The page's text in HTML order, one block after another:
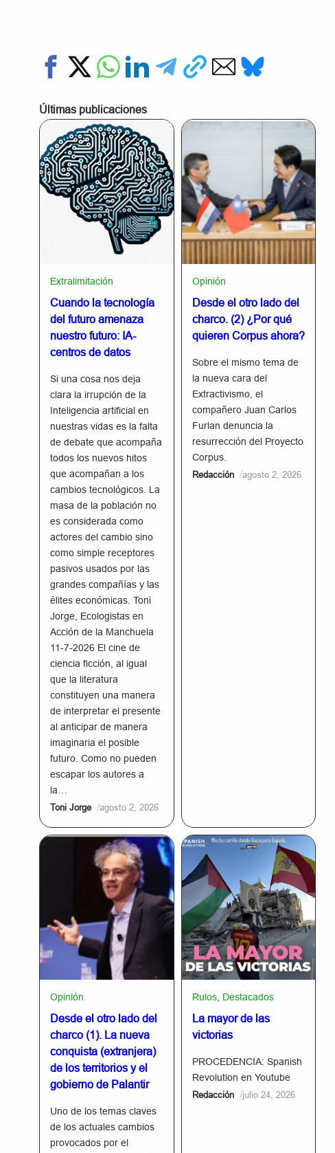
Últimas publicaciones
Extralimitación
Cuando la tecnología
del futuro amenaza
nuestro futuro: IA-
centros de datos
Si una cosa nos deja
clara la irrupción de la
Inteligencia artificial en
nuestras vidas es la falta
de debate que acompaña
todos los nuevos hitos
que acompañan a los
cambios tecnológicos. La
masa de la población no
es considerada como
actores del cambio sino
como simple receptores
pasivos usados por las
grandes compañías y las
élites económicas. Toni
Jorge, Ecologistas en
Acción de la Manchuela
11-7-2026 El cine de
ciencia ficción, al igual
que la literatura
constituyen una manera
de interpretar el presente
al anticipar de manera
imaginaria el posible
futuro. Como no pueden
escapar los autores a
la…
Toni Jorge /agosto 2, 2026
Opinión
Desde el otro lado del
charco. (2) ¿Por qué
quieren Corpus ahora?
Sobre el mismo tema de
la nueva cara del
Extractivismo, el
compañero Juan Carlos
Furlan denuncia la
resurrección del Proyecto
Corpus.
Redacción /agosto 2, 2026
Opinión
Desde el otro lado del
charco (1). La nueva
conquista (extranjera)
de los territorios y el
gobierno de Palantir
Uno de los temas claves
de los actuales cambios
provocados por el
Rulos, Destacados
La mayor de las
victorias
PROCEDENCIA: Spanish
Revolution en Youtube
Redacción /julio 24, 2026